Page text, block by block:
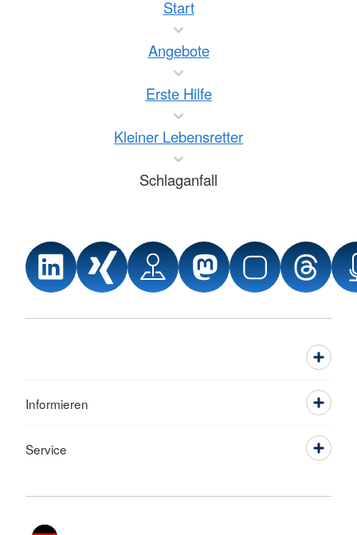
Start
Angebote
Erste Hilfe
Kleiner Lebensretter
Schlaganfall
Informieren
Service
Sprache wechseln zu